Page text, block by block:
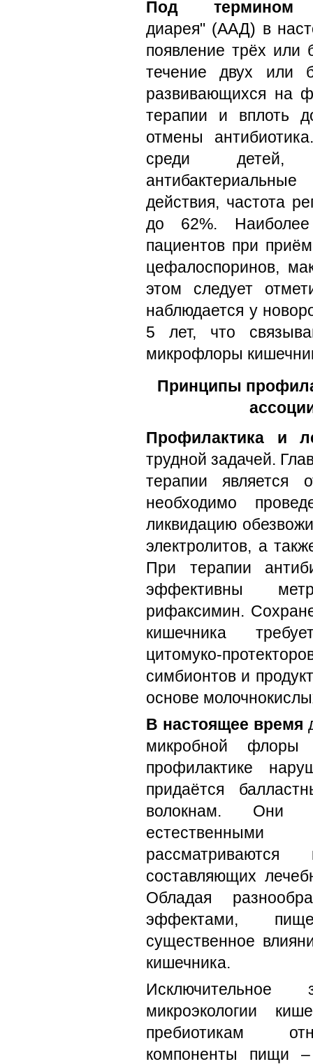
Под термином
диарея" (ААД) в
появление трёх или
течение двух или
развивающихся на
терапии и вплоть
отмены
среди детей,
действия, частота
до 62%.
пациентов при
цефалоспоринов,
этом следует
наблюдается у
5 лет, что
микрофлоры
Принципы
Профилактика и
трудной задачей.
терапии
необходимо
ликвидацию
электролитов, а
При терапии
эффективны
рифаксимин.
кишечника
цитомуко-
симбионтов и
основе
В настоящее время
микробной
профилактике
придаётся
волокнам. Они
составляющих
Обладая
эффектами,
существенное
кишечника.
микроэкологии
пребиотикам
компоненты пищи –